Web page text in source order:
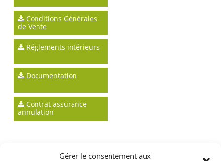
Gérer le consentement aux
Conditions Générales
de Vente
Réglements intérieurs
Documentation
Contrat assurance
annulation